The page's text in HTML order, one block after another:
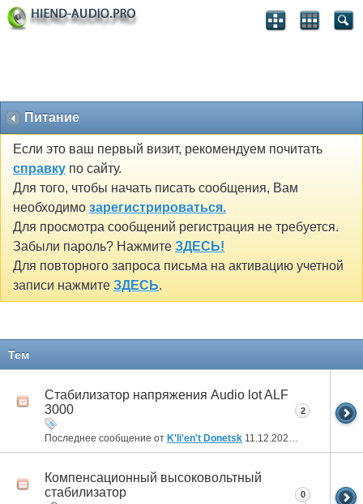
Питание
Если это ваш первый визит, рекомендуем почитать
справку по сайту.
Для того, чтобы начать писать сообщения, Вам
необходимо зарегистрироваться.
Для просмотра сообщений регистрация не требуется.
Забыли пароль? Нажмите ЗДЕСЬ!
Для повторного запроса письма на активацию учетной
записи нажмите ЗДЕСЬ.
Тем
Стабилизатор напряжения Audio lot ALF
3000
Последнее сообщение от K'li'en't Donetsk 11.12.2025 13:50
2
Компенсационный высоковольтный
стабилизатор
0